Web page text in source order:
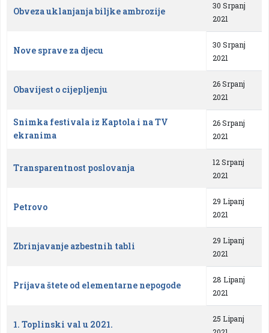
Obveza uklanjanja biljke ambrozije
30 Srpanj
2021
Nove sprave za djecu
30 Srpanj
2021
Obavijest o cijepljenju
26 Srpanj
2021
Snimka festivala iz Kaptola i na TV
ekranima
26 Srpanj
2021
Transparentnost poslovanja
12 Srpanj
2021
Petrovo
29 Lipanj
2021
Zbrinjavanje azbestnih tabli
29 Lipanj
2021
Prijava štete od elementarne nepogode
28 Lipanj
2021
1. Toplinski val u 2021.
25 Lipanj